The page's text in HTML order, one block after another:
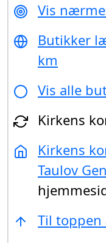
Vis
Butikker
km
Vis alle
Kirkens
Kirkens
Taulov
Til toppen